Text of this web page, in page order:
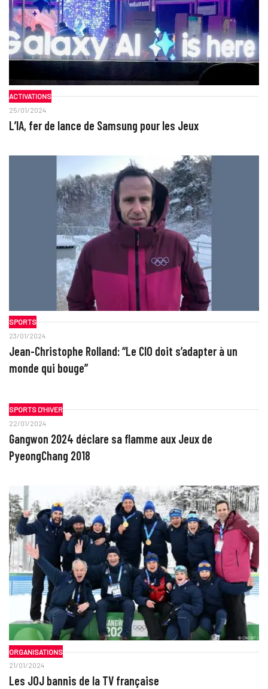
ACTIVATIONS
25/01/2024
L’IA, fer de lance de Samsung pour les Jeux
SPORTS
23/01/2024
Jean-Christophe Rolland: “Le CIO doit s’adapter à un
monde qui bouge”
SPORTS D'HIVER
22/01/2024
Gangwon 2024 déclare sa flamme aux Jeux de
PyeongChang 2018
ORGANISATIONS
21/01/2024
Les JOJ bannis de la TV française